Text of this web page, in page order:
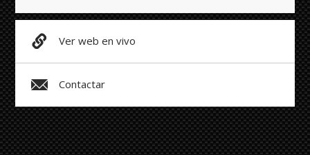
Ver web en vivo
Contactar